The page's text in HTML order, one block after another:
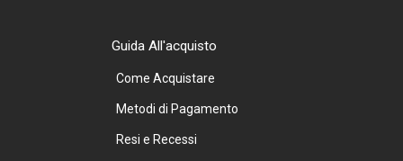
Guida All'acquisto
Come Acquistare
Metodi di Pagamento
Resi e Recessi